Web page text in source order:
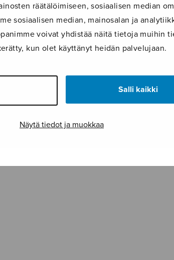
räätälöimiseen, sosiaalisen median
sosiaalisen median, mainosalan ja
voivat yhdistää näitä tietoja muihin
kun olet käyttänyt heidän palvelujaan.
Salli kaikki
Näytä tiedot ja muokkaa